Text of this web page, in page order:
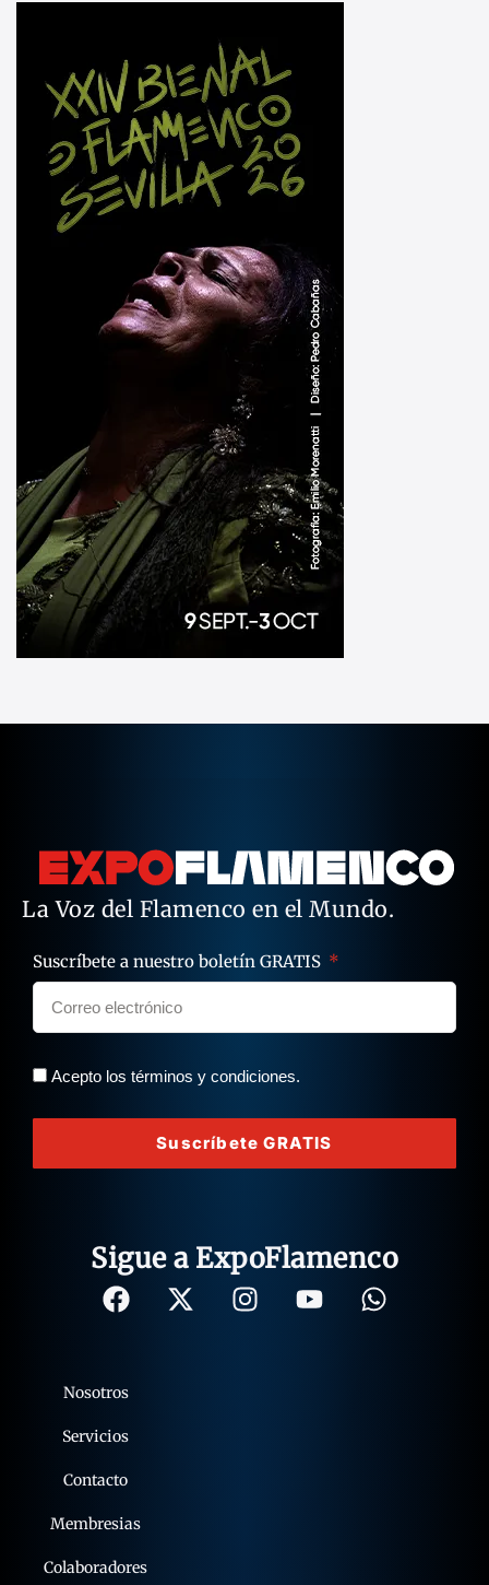
La Voz del Flamenco en el Mundo.
Suscríbete a nuestro boletín GRATIS
Acepto los términos y condiciones.
Suscríbete GRATIS
Sigue a ExpoFlamenco
Nosotros
Servicios
Contacto
Membresias
Colaboradores